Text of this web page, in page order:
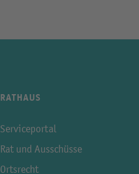
RATHAUS
Serviceportal
Rat und Ausschüsse
Ortsrecht